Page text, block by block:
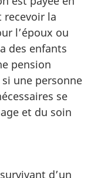
recevoir la
l’époux ou
des enfants
pension
une personne
se
et du soin
d’un